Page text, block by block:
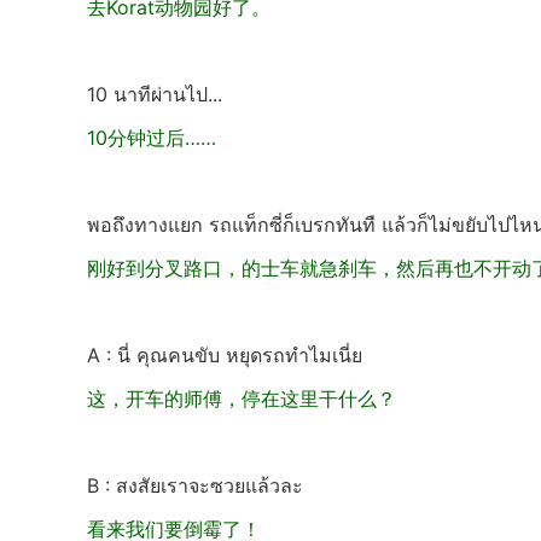
去Korat动物园好了。
10 นาทีผ่านไป...
10分钟过后……
พอถึงทางแยก รถแท็กซี่ก็เบรกทันทื แล้วก็ไม่ขยับไปไห
刚好到分叉路口，的士车就急刹车，然后再也不开
A : นี่ คุณคนขับ หยุดรถทำไมเนี่ย
这，开车的师傅，停在这里干什么？
B : สงสัยเราจะซวยแล้วละ
看来我们要倒霉了！